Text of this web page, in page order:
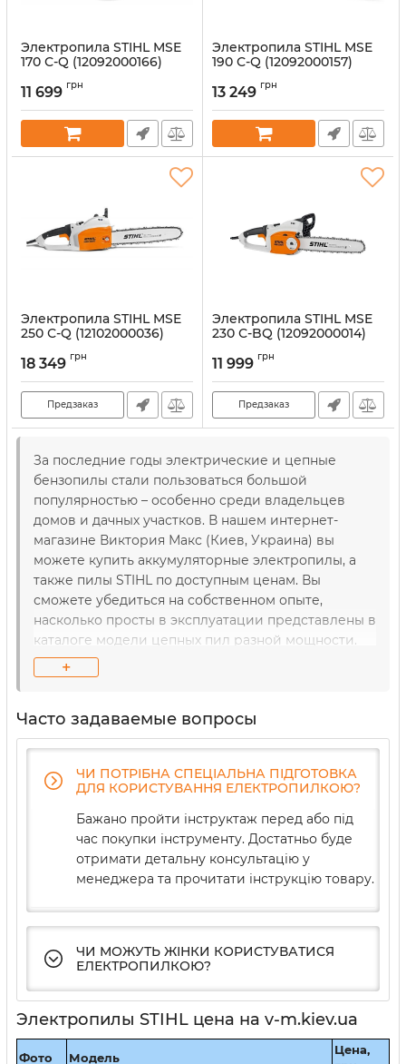
Электропила STIHL MSE
170 С-Q (12092000166)
11 699 грн
Электропила STIHL MSE
190 С-Q (12092000157)
13 249 грн
Электропила STIHL MSE
250 С-Q (12102000036)
18 349 грн
Предзаказ
Электропила STIHL MSE
230 С-BQ (12092000014)
11 999 грн
Предзаказ
За последние годы электрические и цепные
бензопилы стали пользоваться большой
популярностью – особенно среди владельцев
домов и дачных участков. В нашем интернет-
магазине Виктория Макс (Киев, Украина) вы
можете купить аккумуляторные электропилы, а
также пилы STIHL по доступным ценам. Вы
сможете убедиться на собственном опыте,
насколько просты в эксплуатации представлены в
каталоге модели цепных пил разной мощности.
Виды и назначение электропил STIHL
выполнения различных задач на территории
вашего приусадебного участка. С помощью
электропилы STIHL вы без особого труда сможете
расчистить небольшие кустарники, провести
стрижку живых изгородей и сделать обрезку
деревьев. Кроме того, некоторые из больших
электрических пил могут выполнять более
трудные задачи, такие как распиловка дров или
умеренное раскряживание (распиливание
срубленного и очищенного от сучков дерева на
бревна). Современный рынок предлагает
следующие виды электрических пил:
проводные;
аккумуляторные;
+
Часто задаваемые вопросы
ЧИ ПОТРІБНА СПЕЦІАЛЬНА ПІДГОТОВКА
ДЛЯ КОРИСТУВАННЯ ЕЛЕКТРОПИЛКОЮ?
Бажано пройти інструктаж перед або під
час покупки інструменту. Достатньо буде
отримати детальну консультацію у
менеджера та прочитати інструкцію товару.
ЧИ МОЖУТЬ ЖІНКИ КОРИСТУВАТИСЯ
ЕЛЕКТРОПИЛКОЮ?
Электропилы STIHL цена на v-m.kiev.ua
Фото Модель
Цена,